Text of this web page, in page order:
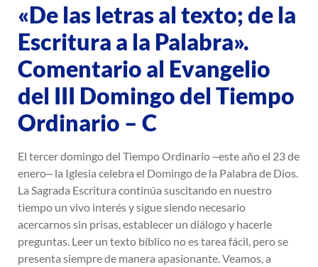
«De las letras al texto; de la
Escritura a la Palabra».
Comentario al Evangelio
del III Domingo del Tiempo
Ordinario – C
El tercer domingo del Tiempo Ordinario ‒este año el 23 de
enero‒ la Iglesia celebra el Domingo de la Palabra de Dios.
La Sagrada Escritura continúa suscitando en nuestro
tiempo un vivo interés y sigue siendo necesario
acercarnos sin prisas, establecer un diálogo y hacerle
preguntas. Leer un texto bíblico no es tarea fácil, pero se
presenta siempre de manera apasionante. Veamos, a